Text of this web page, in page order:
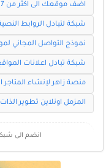
اضف موقعك الى اكثر من 17 دليل مواقع عربي
شبكة لتبادل الروابط
نموذج التواصل المجاني
شبكة تبادل اعلانات
منصة زاهر لإنشاء المتاجر
المزمل اونلاين تطوير
انضم الى شبكة